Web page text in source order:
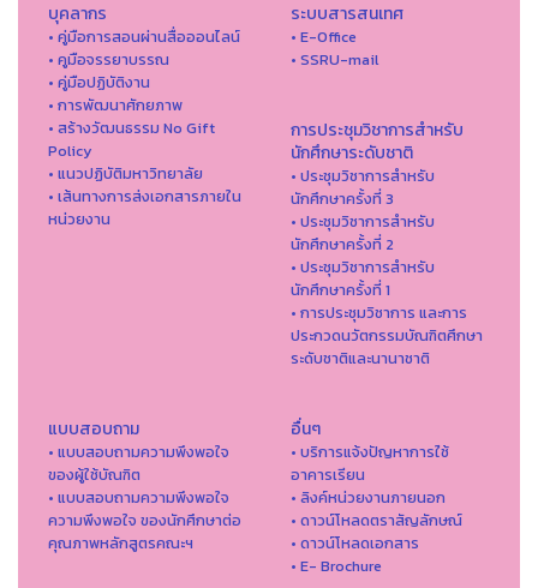
บุคลากร
• คู่มือการสอนผ่านสื่อออนไลน์
• คูมือจรรยาบรรณ
• คู่มือปฏิบัติงาน
• การพัฒนาศักยภาพ
• สร้างวัฒนธรรม No Gift
Policy
• แนวปฏิบัติมหาวิทยาลัย
• เส้นทางการส่งเอกสารภายใน
หน่วยงาน
ระบบสารสนเทศ
• E-Office
• SSRU-mail
การประชุมวิชาการสำหรับ
นักศึกษาระดับชาติ
• ประชุมวิชาการสำหรับ
นักศึกษาครั้งที่ 3
• ประชุมวิชาการสำหรับ
นักศึกษาครั้งที่ 2
• ประชุมวิชาการสำหรับ
นักศึกษาครั้งที่ 1
• การประชุมวิชาการ และการ
ประกวดนวัตกรรมบัณฑิตศึกษา
ระดับชาติและนานาชาติ
แบบสอบถาม
• แบบสอบถามความพึงพอใจ
ของผู้ใช้บัณฑิต
• แบบสอบถามความพึงพอใจ
ความพึงพอใจ ของนักศึกษาต่อ
คุณภาพหลักสูตรคณะฯ
อื่นๆ
• บริการแจ้งปัญหาการใ่ช้
อาคารเรียน
• ลิงค์หน่วยงานภายนอก
• ดาวน์โหลดตราสัญลักษณ์
• ดาวน์โหลดเอกสาร
• E- Brochure